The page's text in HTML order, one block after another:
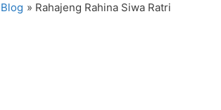
Blog Rahajeng Rahina Siwa Ratri